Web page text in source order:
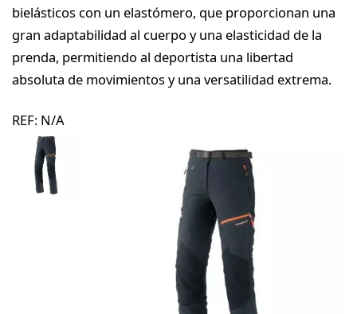
bielásticos con un elastómero, que proporcionan una
gran adaptabilidad al cuerpo y una elasticidad de la
prenda, permitiendo al deportista una libertad
absoluta de movimientos y una versatilidad extrema.
REF: N/A